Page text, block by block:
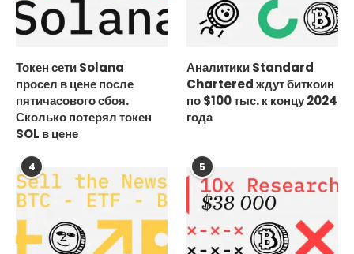
Токен сети Solana
просел в цене после
пятичасового сбоя.
Сколько потерял токен
SOL в цене
Аналитики Standard
Chartered ждут биткоин
по $100 тыс. к концу 2024
года
4 5